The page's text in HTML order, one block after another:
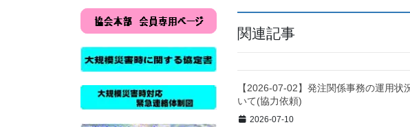
関連記事
【2026-07-02】発注関係事務の運用状
いて(協力依頼)
2026-07-10